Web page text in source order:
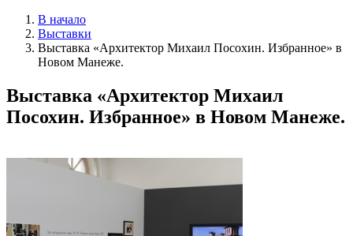
В начало
Выставки
Выставка «Архитектор Михаил Посохин. Избранное» в
Новом Манеже.
Выставка «Архитектор Михаил
Посохин. Избранное» в Новом Манеже.